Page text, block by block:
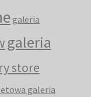
galeria
galeria
store
galeria